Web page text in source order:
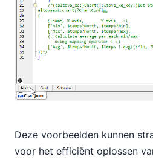
Deze voorbeelden kunnen
voor het efficiënt oplossen